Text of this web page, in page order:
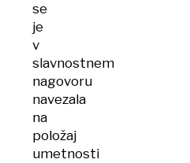
se
je
v
slavnostnem
nagovoru
navezala
na
položaj
umetnosti